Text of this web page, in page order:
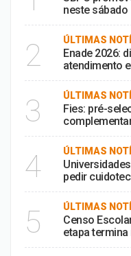
neste sábado
2 ÚLTIMAS
Enade 2026:
atendimento
3 ÚLTIMAS
Fies: pré-
4 ÚLTIMAS
pedir
5 ÚLTIMAS
Censo
etapa